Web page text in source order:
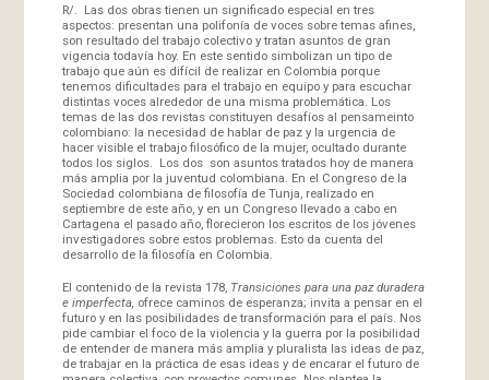
R/. Las dos obras tienen un significado especial en tres
aspectos: presentan una polifonía de voces sobre temas afines,
son resultado del trabajo colectivo y tratan asuntos de gran
vigencia todavía hoy. En este sentido simbolizan un tipo de
trabajo que aún es difícil de realizar en Colombia porque
tenemos dificultades para el trabajo en equipo y para escuchar
distintas voces alrededor de una misma problemática. Los
temas de las dos revistas constituyen desafíos al pensameinto
colombiano: la necesidad de hablar de paz y la urgencia de
hacer visible el trabajo filosófico de la mujer, ocultado durante
todos los siglos. Los dos son asuntos tratados hoy de manera
más amplia por la juventud colombiana. En el Congreso de la
Sociedad colombiana de filosofía de Tunja, realizado en
septiembre de este año, y en un Congreso llevado a cabo en
Cartagena el pasado año, florecieron los escritos de los jóvenes
investigadores sobre estos problemas. Esto da cuenta del
desarrollo de la filosofía en Colombia.
El contenido de la revista 178, Transiciones para una paz duradera
e imperfecta, ofrece caminos de esperanza; invita a pensar en el
futuro y en las posibilidades de transformación para el país. Nos
pide cambiar el foco de la violencia y la guerra por la posibilidad
de entender de manera más amplia y pluralista las ideas de paz,
de trabajar en la práctica de esas ideas y de encarar el futuro de